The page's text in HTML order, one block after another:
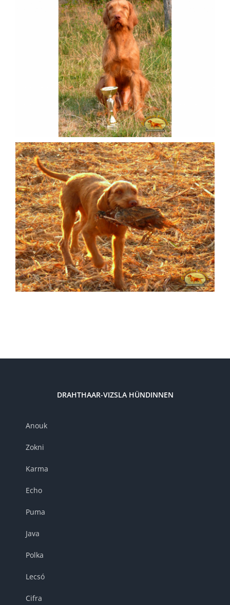
DRAHTHAAR-VIZSLA HÜNDINNEN
Anouk
Zokni
Karma
Echo
Puma
Java
Polka
Lecsó
Cifra